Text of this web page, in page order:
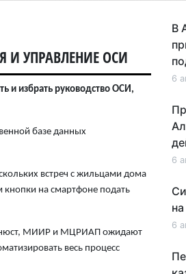
И УПРАВЛЕНИЕ ОСИ
и избрать руководство ОСИ,
базе данных
встреч с жильцами дома
кнопки на смартфоне подать
МИИР и МЦРИАП ожидают
весь процесс
В
6
6
6